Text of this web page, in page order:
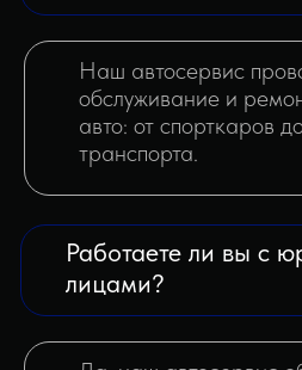
Copyright © 2024 Автосервис 2.0
Политика конфиденциальности
Юридическим лицам